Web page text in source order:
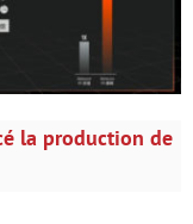
la production de